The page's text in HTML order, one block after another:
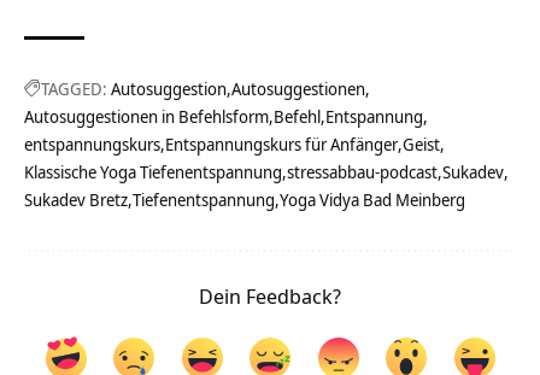
TAGGED: Autosuggestion Autosuggestionen
Autosuggestionen in Befehlsform Befehl Entspannung
entspannungskurs Entspannungskurs für Anfänger Geist
Klassische Yoga Tiefenentspannung stressabbau-podcast Sukadev
Sukadev Bretz Tiefenentspannung Yoga Vidya Bad Meinberg
Dein Feedback?